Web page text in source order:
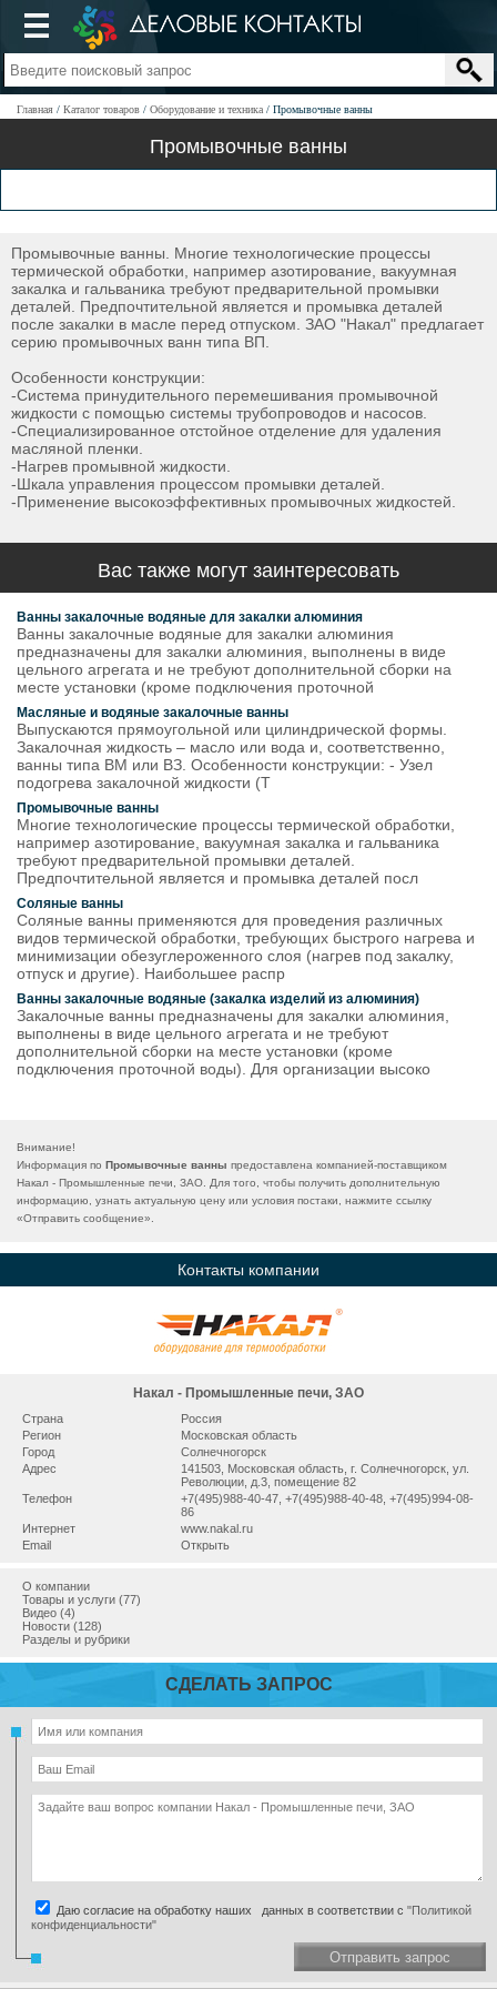
Главная Каталог товаров Оборудование и техника Промывочные ванны
Промывочные ванны
Промывочные ванны. Многие технологические процессы
термической обработки, например азотирование, вакуумная
закалка и гальваника требуют предварительной промывки
деталей. Предпочтительной является и промывка деталей
после закалки в масле перед отпуском. ЗАО "Накал" предлагает
серию промывочных ванн типа ВП.
Особенности конструкции:
-Система принудительного перемешивания промывочной
жидкости с помощью системы трубопроводов и насосов.
-Специализированное отстойное отделение для удаления
масляной пленки.
-Нагрев промывной жидкости.
-Шкала управления процессом промывки деталей.
-Применение высокоэффективных промывочных жидкостей.
Вас также могут заинтересовать
Ванны закалочные водяные для закалки алюминия
Ванны закалочные водяные для закалки алюминия
предназначены для закалки алюминия, выполнены в виде
цельного агрегата и не требуют дополнительной сборки на
месте установки (кроме подключения проточной
Масляные и водяные закалочные ванны
Выпускаются прямоугольной или цилиндрической формы.
Закалочная жидкость – масло или вода и, соответственно,
ванны типа ВМ или ВЗ. Особенности конструкции: - Узел
подогрева закалочной жидкости (Т
Промывочные ванны
Многие технологические процессы термической обработки,
например азотирование, вакуумная закалка и гальваника
требуют предварительной промывки деталей.
Предпочтительной является и промывка деталей посл
Соляные ванны
Соляные ванны применяются для проведения различных
видов термической обработки, требующих быстрого нагрева и
минимизации обезуглероженного слоя (нагрев под закалку,
отпуск и другие). Наибольшее распр
Ванны закалочные водяные (закалка изделий из алюминия)
Закалочные ванны предназначены для закалки алюминия,
выполнены в виде цельного агрегата и не требуют
дополнительной сборки на месте установки (кроме
подключения проточной воды). Для организации высоко
Внимание!
Информация по Промывочные ванны предоставлена компанией-поставщиком
Накал - Промышленные печи, ЗАО. Для того, чтобы получить дополнительную
информацию, узнать актуальную цену или условия постаки, нажмите ссылку
«Отправить сообщение».
Контакты компании
Накал - Промышленные печи, ЗАО
Страна
Россия
Регион
Московская область
Город
Сoлнeчнoгopcк
Адрес
141503, Мocкoвcкaя oблacть, г. Сoлнeчнoгopcк, ул.
Рeвoлюции, д.3, помещение 82
Телефон
+7(495)988-40-47, +7(495)988-40-48, +7(495)994-08-
86
Интернет
www.nakal.ru
Email
Открыть
О компании
Товары и услуги (77)
Видео (4)
Новости (128)
Разделы и рубрики
СДЕЛАТЬ ЗАПРОС
Даю согласие на обработку наших данных в соответствии с "Политикой
конфиденциальности"
Отправить запрос